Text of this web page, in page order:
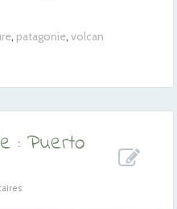
, patagonie, volcan
: Puerto